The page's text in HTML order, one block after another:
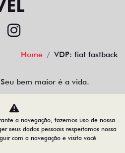
Home VDP: fiat fastback
bem maior é a vida.
ltda
a navegação, fazemos uso de nossa
seus dados pessoais respeitamos nossa
com a navegação e visita você